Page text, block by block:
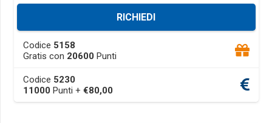
RICHIEDI
This
product
multiple
variants.
Codice 5158
Gratis con 20600 Punti
Codice 5230
11000 Punti + €80,00